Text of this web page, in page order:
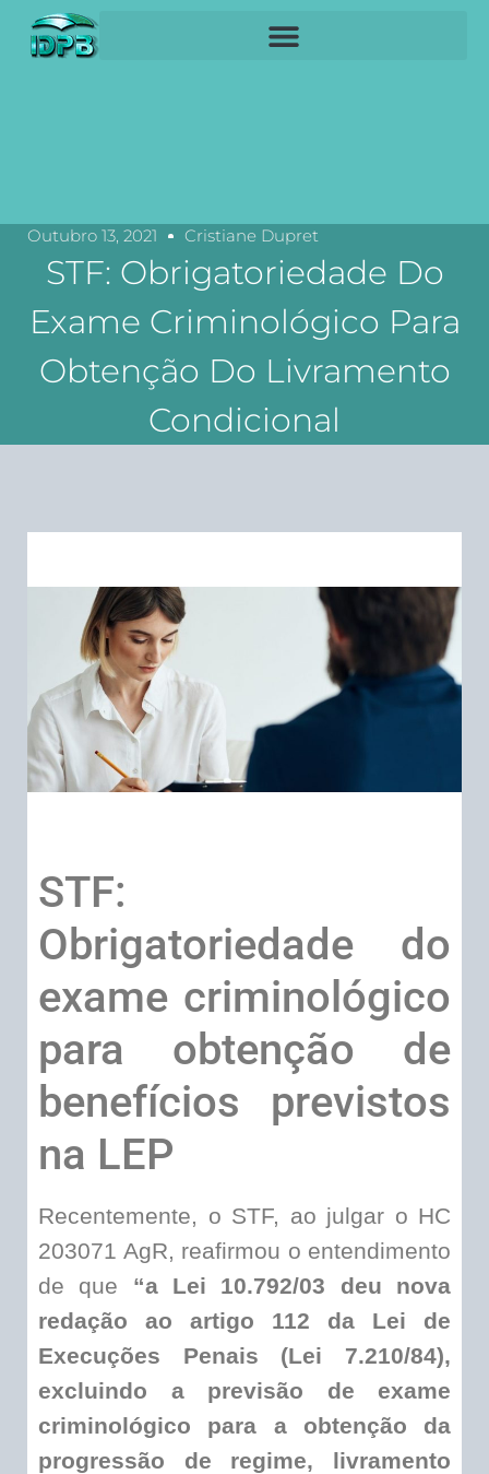
Outubro 13, 2021 Cristiane Dupret
STF: Obrigatoriedade Do
Exame Criminológico Para
Obtenção Do Livramento
Condicional
STF:
Obrigatoriedade do
exame criminológico
para obtenção de
benefícios previstos
na LEP
Recentemente, o STF, ao julgar o HC
203071 AgR, reafirmou o entendimento
de que “a Lei 10.792/03 deu nova
redação ao artigo 112 da Lei de
Execuções Penais (Lei 7.210/84),
excluindo a previsão de exame
criminológico para a obtenção da
progressão de regime, livramento